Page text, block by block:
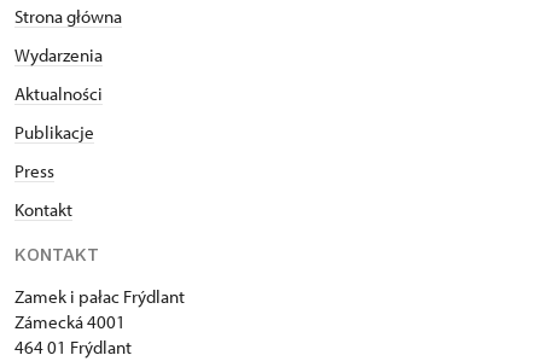
Strona główna
Wydarzenia
Aktualności
Publikacje
Press
Kontakt
KONTAKT
Zamek i pałac Frýdlant
Zámecká 4001
464 01 Frýdlant